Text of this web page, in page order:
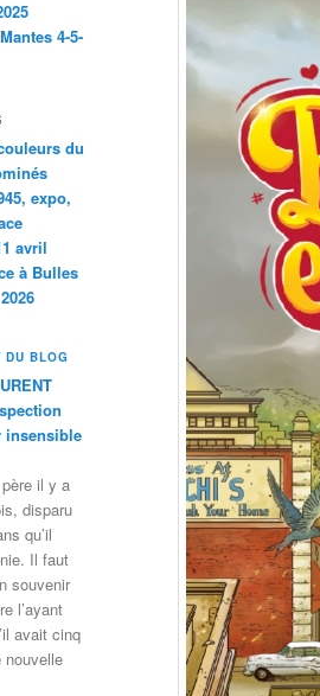
4-5-
du
expo,
avril
à Bulles
BLOG
insensible
il y a
disparu
qu’il
Il faut
souvenir
l’ayant
avait cinq
nouvelle